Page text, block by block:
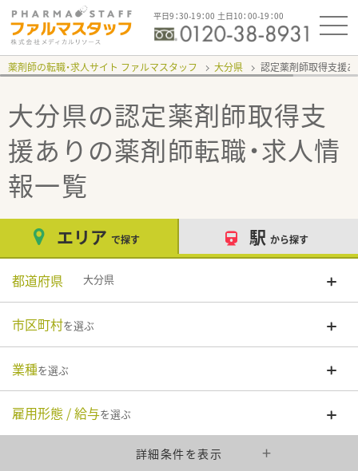
平日9：30-19：00 土日10：00-19：00
薬剤師の転職・求人サイト ファルマスタッフ 大分県 認定薬剤師取得支援
大分県の認定薬剤師取得支
援あり の薬剤師転職・求人情
報一覧
エリア で探す 駅 から探す
都道府県 大分県
市区町村を選ぶ
業種を選ぶ
雇用形態 / 給与を選ぶ
詳細条件を表示